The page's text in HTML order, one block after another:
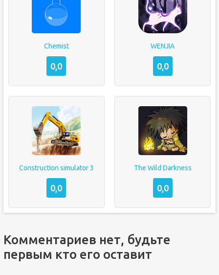
Chemist
0,0
WENJIA
0,0
Construction simulator 3
0,0
The Wild Darkness
0,0
Комментариев нет, будьте
первым кто его оставит